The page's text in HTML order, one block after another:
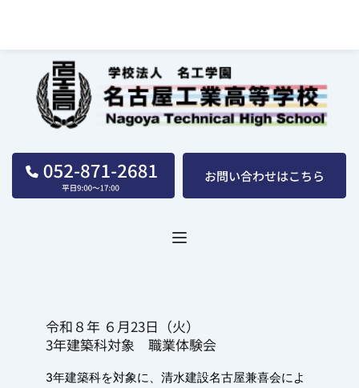
令和８年 ６月23日（火）
3年建築科対象　職業体験会
3年建築科を対象に、清水建設名古屋兼喜会によ